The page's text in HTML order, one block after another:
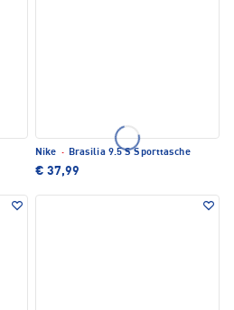
Nike · Brasilia 9.5 S Sporttasche
€ 37,99